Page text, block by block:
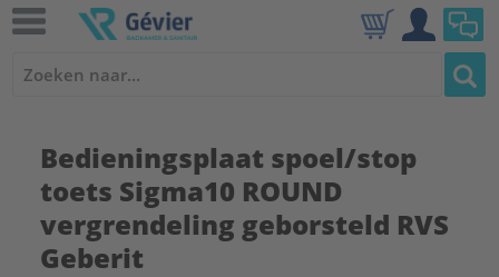
Bedieningsplaat spoel/stop
toets Sigma10 ROUND
vergrendeling geborsteld RVS
Geberit